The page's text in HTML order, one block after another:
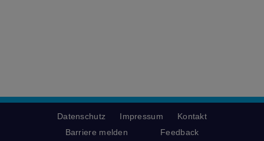
Datenschutz Impressum
Kontakt
Barriere melden
Feedback